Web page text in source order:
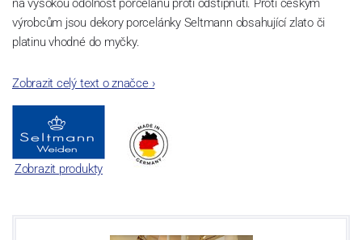
na vysokou odolnost porcelánu proti odštípnutí. Proti českým
výrobcům jsou dekory porcelánky Seltmann obsahující zlato či
platinu vhodné do myčky.
Zobrazit celý text o značce›
Zobrazit produkty